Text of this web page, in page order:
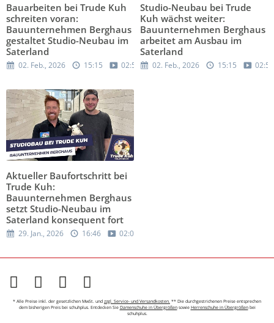
Bauarbeiten bei Trude Kuh
schreiten voran:
Bauunternehmen Berghaus
gestaltet Studio-Neubau im
Saterland
02. Feb., 2026 15:15 02:50
Studio-Neubau bei Trude
Kuh wächst weiter:
Bauunternehmen Berghaus
arbeitet am Ausbau im
Saterland
02. Feb., 2026 15:15 02:52
Aktueller Baufortschritt bei
Trude Kuh:
Bauunternehmen Berghaus
setzt Studio-Neubau im
Saterland konsequent fort
29. Jan., 2026 16:46 02:09
* Alle Preise inkl. der gesetzlichen MwSt. und zzgl. Service- und Versandkosten. ** Die durchgestrichenen Preise entsprechen
dem bisherigen Preis bei schuhplus. Entdecken Sie Damenschuhe in Übergrößensowie Herrenschuhe in Übergrößenbei
schuhplus.